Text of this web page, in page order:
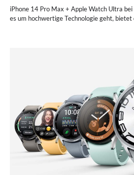
iPhone 14 Pro Max + Apple Watch Ultra
es um hochwertige Technologie geht,